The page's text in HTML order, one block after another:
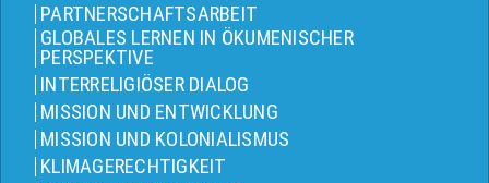
PARTNERSCHAFTSARBEIT
GLOBALES LERNEN IN ÖKUMENISCHER
PERSPEKTIVE
INTERRELIGIÖSER DIALOG
MISSION UND ENTWICKLUNG
MISSION UND KOLONIALISMUS
KLIMAGERECHTIGKEIT